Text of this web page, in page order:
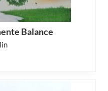
Balance